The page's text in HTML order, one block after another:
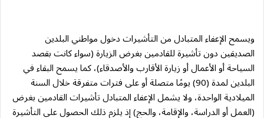
ويسمح الإعفاء المتبادل من التأشيرات دخول مواطني البلدين
الصديقين دون تأشيرة للقادمين بغرض الزيارة (سواء كانت بقصد
السياحة أو الأعمال أو زيارة الأقارب والأصدقاء)، كما يسمح البقاء في
البلدين لمدة (90) يومًا متصلة أو على فترات متفرقة خلال السنة
الميلادية الواحدة، ولا يشمل الإعفاء المتبادل تأشيرات القادمين بغرض
(العمل أو الدراسة، والإقامة، والحج) إذ يلزم ذلك الحصول على التأشيرة